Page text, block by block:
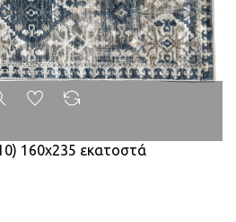
160x235 εκατοστά